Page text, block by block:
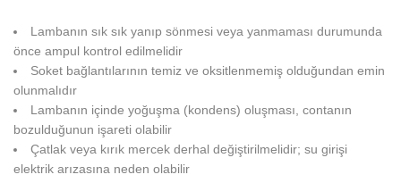
Lambanın sık sık yanıp sönmesi veya yanmaması durumunda
önce ampul kontrol edilmelidir
Soket bağlantılarının temiz ve oksitlenmemiş olduğundan emin
olunmalıdır
Lambanın içinde yoğuşma (kondens) oluşması, contanın
bozulduğunun işareti olabilir
Çatlak veya kırık mercek derhal değiştirilmelidir; su girişi
elektrik arızasına neden olabilir